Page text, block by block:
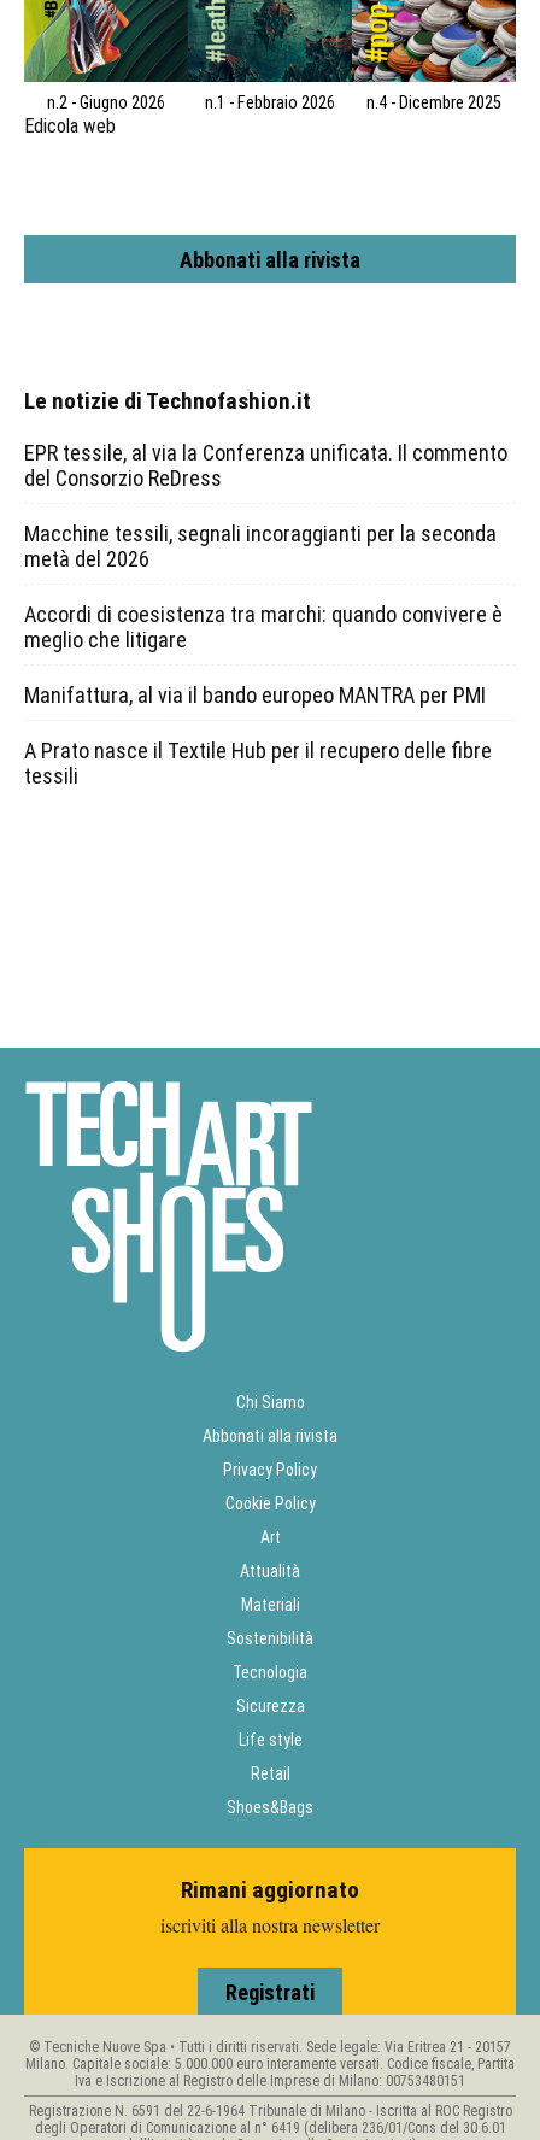
n.2 - Giugno 2026 n.1 - Febbraio 2026 n.4 - Dicembre 2025
Edicola web
Abbonati alla rivista
Le notizie di Technofashion.it
EPR tessile, al via la Conferenza unificata. Il commento
del Consorzio ReDress
Macchine tessili, segnali incoraggianti per la seconda
metà del 2026
Accordi di coesistenza tra marchi: quando convivere è
meglio che litigare
Manifattura, al via il bando europeo MANTRA per PMI
A Prato nasce il Textile Hub per il recupero delle fibre
tessili
Chi Siamo
Abbonati alla rivista
Privacy Policy
Cookie Policy
Art
Attualità
Materiali
Sostenibilità
Tecnologia
Sicurezza
Life style
Retail
Shoes&Bags
Rimani aggiornato
iscriviti alla nostra newsletter
Registrati
© Tecniche Nuove Spa • Tutti i diritti riservati. Sede legale: Via Eritrea 21 - 20157
Milano. Capitale sociale: 5.000.000 euro interamente versati. Codice fiscale, Partita
Iva e Iscrizione al Registro delle Imprese di Milano: 00753480151
Registrazione N. 6591 del 22-6-1964 Tribunale di Milano - Iscritta al ROC Registro
degli Operatori di Comunicazione al n° 6419 (delibera 236/01/Cons del 30.6.01